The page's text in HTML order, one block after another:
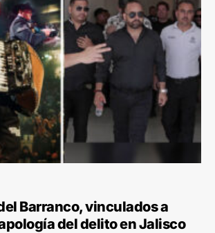
Barranco, vinculados a
del delito en Jalisco